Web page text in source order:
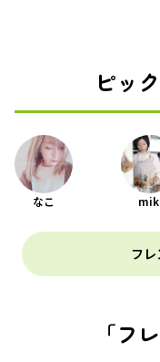
ピッ
なこ
フ
「フ